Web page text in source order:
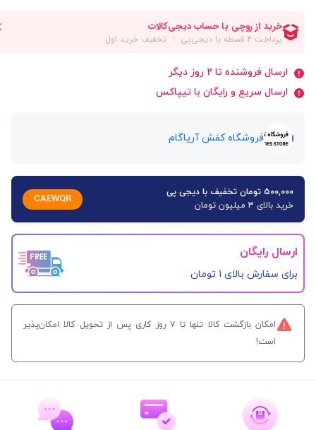
ارسال فروشنده تا 2 روز دیگر
ارسال سریع و رایگان با تیپاکس
فروشگاه کفش آریاگام
۵۰۰,۰۰۰ تومان تخفیف با دیجی پی
خرید بالای 3 میلیون تومان
CAEWQR
ارسال رایگان
برای سفارش‌ بالای 1 تومان
امکان بازگشت کالا تنها تا ۷ روز کاری پس از تحویل کالا امکان‌پذیر
است!